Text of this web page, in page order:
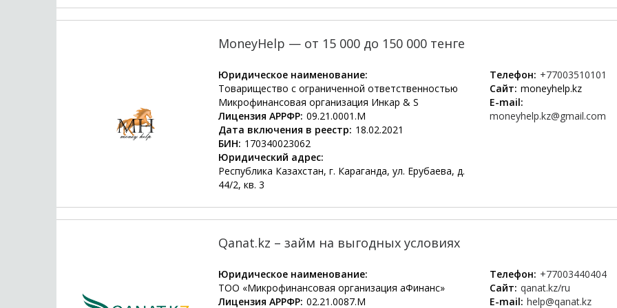
MoneyHelp — от 15 000 до 150 000 тенге
Юридическое наименование:
Товарищество с ограниченной ответственностью
Микрофинансовая организация Инкар & S
Лицензия АРРФР: 09.21.0001.М
Дата включения в реестр: 18.02.2021
БИН: 170340023062
Юридический адрес:
Республика Казахстан, г. Караганда, ул. Ерубаева, д.
44/2, кв. 3
Телефон: +77003510101
Сайт: moneyhelp.kz
E-mail:
moneyhelp.kz@gmail.com
Qanat.kz – займ на выгодных условиях
Юридическое наименование:
ТОО «Микрофинансовая организация аФинанс»
Лицензия АРРФР: 02.21.0087.М
Телефон: +77003440404
Сайт: qanat.kz/ru
E-mail: help@qanat.kz